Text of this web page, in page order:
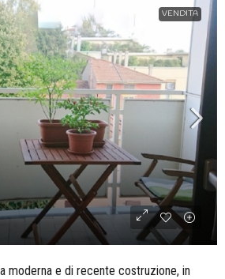
VENDITA
moderna e di recente costruzione, in